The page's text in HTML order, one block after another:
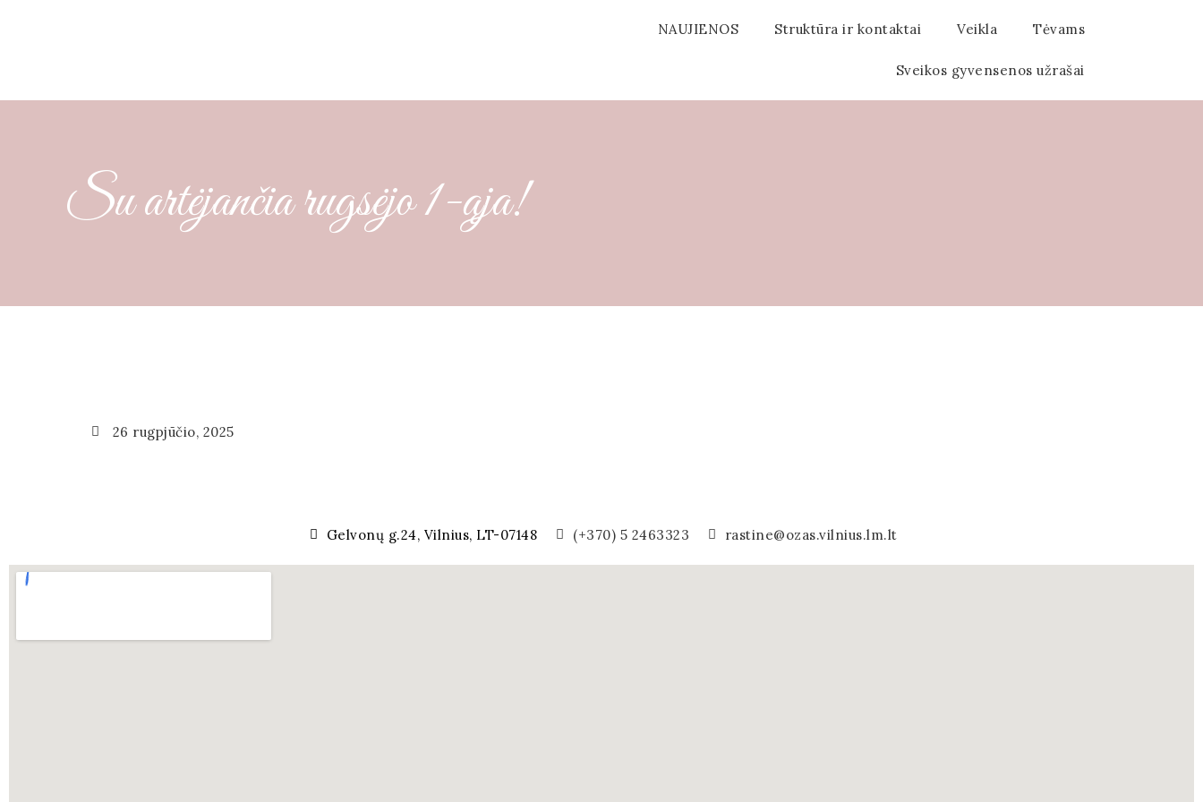
NAUJIENOS Struktūra ir kontaktai Veikla Tėvams
Sveikos gyvensenos užrašai
Su artėjančia rugsėjo 1-ąja!
26 rugpjūčio, 2025
Gelvonų g.24, Vilnius, LT-07148 (+370) 5 2463323 rastine@ozas.vilnius.lm.lt